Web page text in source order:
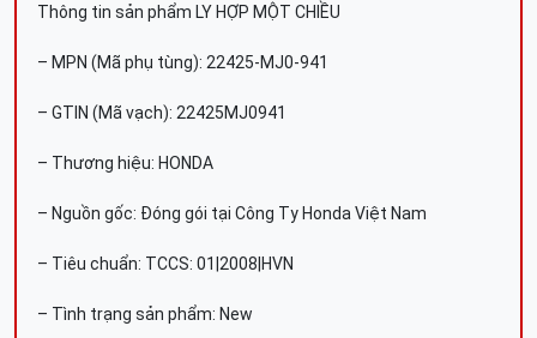
Thông tin sản phẩm LY HỢP MỘT CHIỀU
– MPN (Mã phụ tùng): 22425-MJ0-941
– GTIN (Mã vạch): 22425MJ0941
– Thương hiệu: HONDA
– Nguồn gốc: Đóng gói tại Công Ty Honda Việt Nam
– Tiêu chuẩn: TCCS: 01|2008|HVN
– Tình trạng sản phẩm: New